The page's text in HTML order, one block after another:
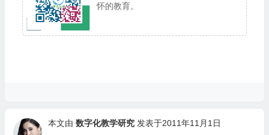
怀的教育。
本文由 数字化教学研究 发表于2011年11月1日